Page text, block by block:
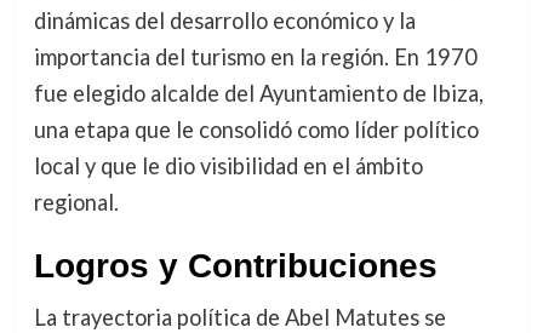
dinámicas del desarrollo económico y la
importancia del turismo en la región. En 1970
fue elegido alcalde del Ayuntamiento de Ibiza,
una etapa que le consolidó como líder político
local y que le dio visibilidad en el ámbito
regional.
Logros y Contribuciones
La trayectoria política de Abel Matutes se